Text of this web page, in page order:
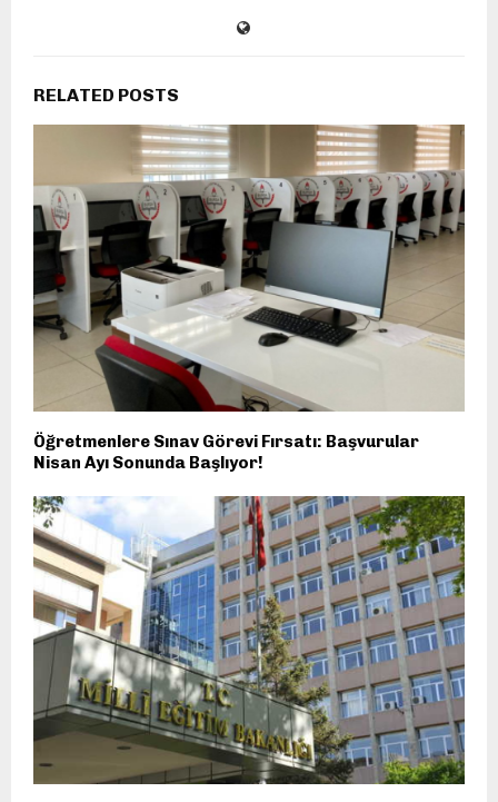
RELATED POSTS
Öğretmenlere Sınav Görevi Fırsatı: Başvurular
Nisan Ayı Sonunda Başlıyor!